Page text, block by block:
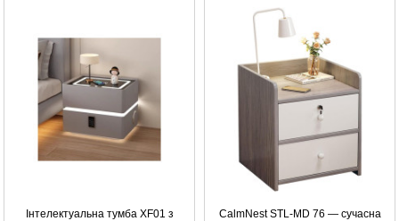
Інтелектуальна тумба XF01 з
CalmNest STL-MD 76 — сучасна